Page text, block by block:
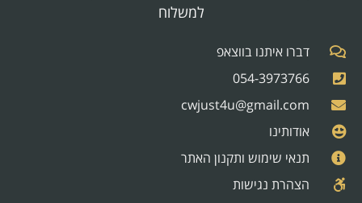
למשלוח
דברו איתנו בווצאפ
054-3973766
cwjust4u@gmail.com
אודותינו
תנאי שימוש ותקנון האתר
הצהרת נגישות